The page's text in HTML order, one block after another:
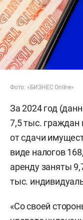
Фото: «БИЗНЕС Online»
За 2024 год
7,5 тыс. граждан
от сдачи
виде налогов
аренду заняты
тыс.
«Со своей